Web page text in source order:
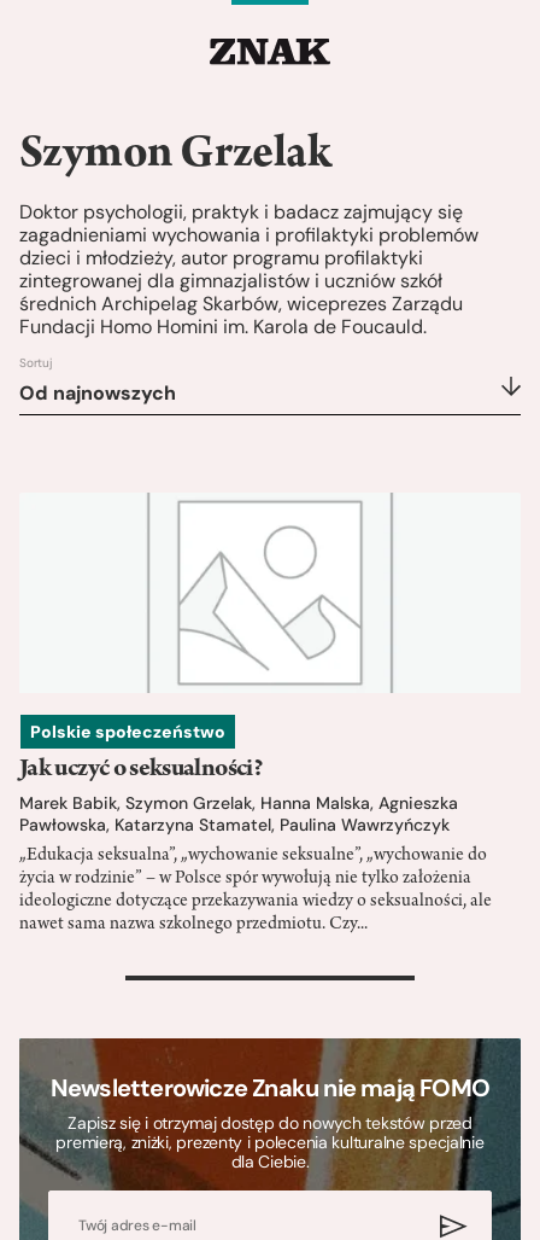
Szymon Grzelak
Doktor psychologii, praktyk i badacz zajmujący się
zagadnieniami wychowania i profilaktyki problemów
dzieci i młodzieży, autor programu profilaktyki
zintegrowanej dla gimnazjalistów i uczniów szkół
średnich Archipelag Skarbów, wiceprezes Zarządu
Fundacji Homo Homini im. Karola de Foucauld.
Sortuj
Od najnowszych
Polskie społeczeństwo
Jak uczyć o seksualności?
Marek Babik, Szymon Grzelak, Hanna Malska, Agnieszka
Pawłowska, Katarzyna Stamatel, Paulina Wawrzyńczyk
„Edukacja seksualna”, „wychowanie seksualne”, „wychowanie do
życia w rodzinie” – w Polsce spór wywołują nie tylko założenia
ideologiczne dotyczące przekazywania wiedzy o seksualności, ale
nawet sama nazwa szkolnego przedmiotu. Czy...
>
Newsletterowicze Znaku nie mają FOMO
Zapisz się i otrzymaj dostęp do nowych tekstów przed
premierą, zniżki, prezenty i polecenia kulturalne specjalnie
dla Ciebie.